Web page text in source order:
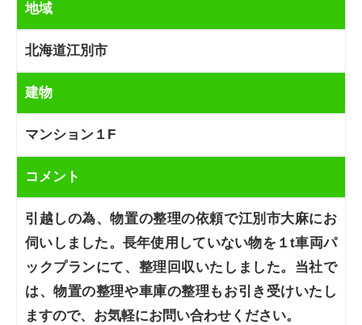
地域
北海道江別市
建物
マンション１F
コメント
引越しの為、物置の整理の依頼で江別市大麻にお
伺いしました。長年使用していない物を１t車両パ
ックプランにて、整理回収いたしました。当社で
は、物置の整理や車庫の整理もお引き受けいたし
ますので、お気軽にお問い合わせください。